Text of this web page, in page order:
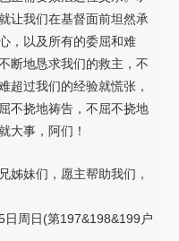
让我们在基督面前坦然承
，以及所有的委屈和难
断地恳求我们的救主，不
超过我们的经验就慌张，
不挠地祷告，不屈不挠地
大事，阿们！
姊妹们，愿主帮助我们，
周日(第197&198&199户